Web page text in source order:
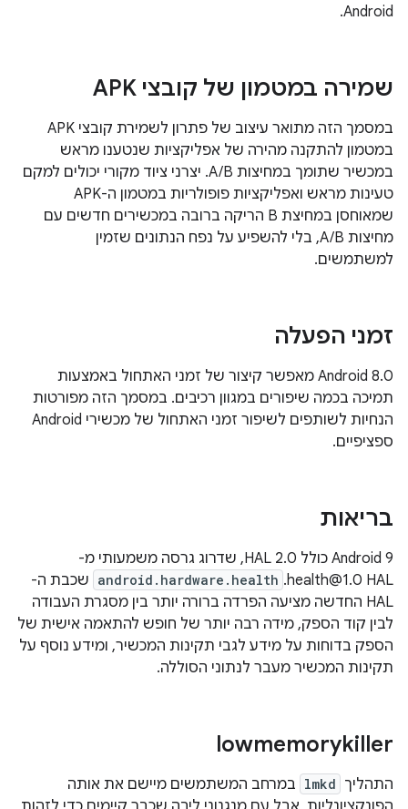
Android.
שמירה במטמון של קובצי APK
במסמך הזה מתואר עיצוב של פתרון לשמירת קובצי APK
במטמון להתקנה מהירה של אפליקציות שנטענו מראש
במכשיר שתומך במחיצות A/B. יצרני ציוד מקורי יכולים למקם
טעינות מראש ואפליקציות פופולריות במטמון ה-APK
שמאוחסן במחיצת B הריקה ברובה במכשירים חדשים עם
מחיצות A/B, בלי להשפיע על נפח הנתונים שזמין
למשתמשים.
זמני הפעלה
‫Android 8.0 מאפשר קיצור של זמני האתחול באמצעות
תמיכה בכמה שיפורים במגוון רכיבים. במסמך הזה מפורטות
הנחיות לשותפים לשיפור זמני האתחול של מכשירי Android
ספציפיים.
בריאות
‫Android 9 כולל HAL 2.0, שדרוג גרסה משמעותי מ-
health@1.0 HAL.
android.hardware.health שכבת ה-
HAL החדשה מציעה הפרדה ברורה יותר בין מסגרת העבודה
לבין קוד הספק, מידה רבה יותר של חופש להתאמה אישית של
הספק בדוחות על מידע לגבי תקינות המכשיר, ומידע נוסף על
תקינות המכשיר מעבר לנתוני הסוללה.
lowmemorykiller
התהליך lmkd במרחב המשתמשים מיישם את אותה